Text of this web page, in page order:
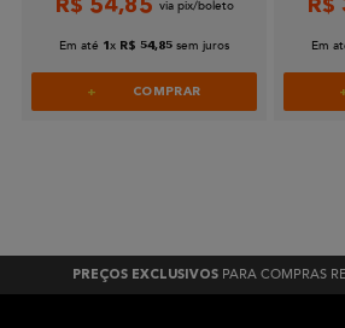
R$ 54,85
Em até 1 x R$ 54 ,85 sem juros
COMPRAR
R$
Em
PREÇOS EXCLUSIVOS PARA COMPRAS